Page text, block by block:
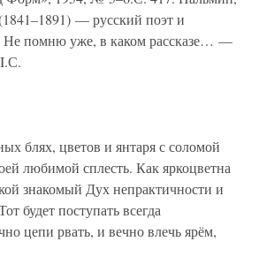
— русский поэт и
Не помню уже, в каком рассказе… —
блях, цветов и янтаря с соломой
любимой сплесть. Как яркоцветна
знакомый Дух непрактичности и
будет поступать всегда
цепи рвать, и вечно влечь ярём,